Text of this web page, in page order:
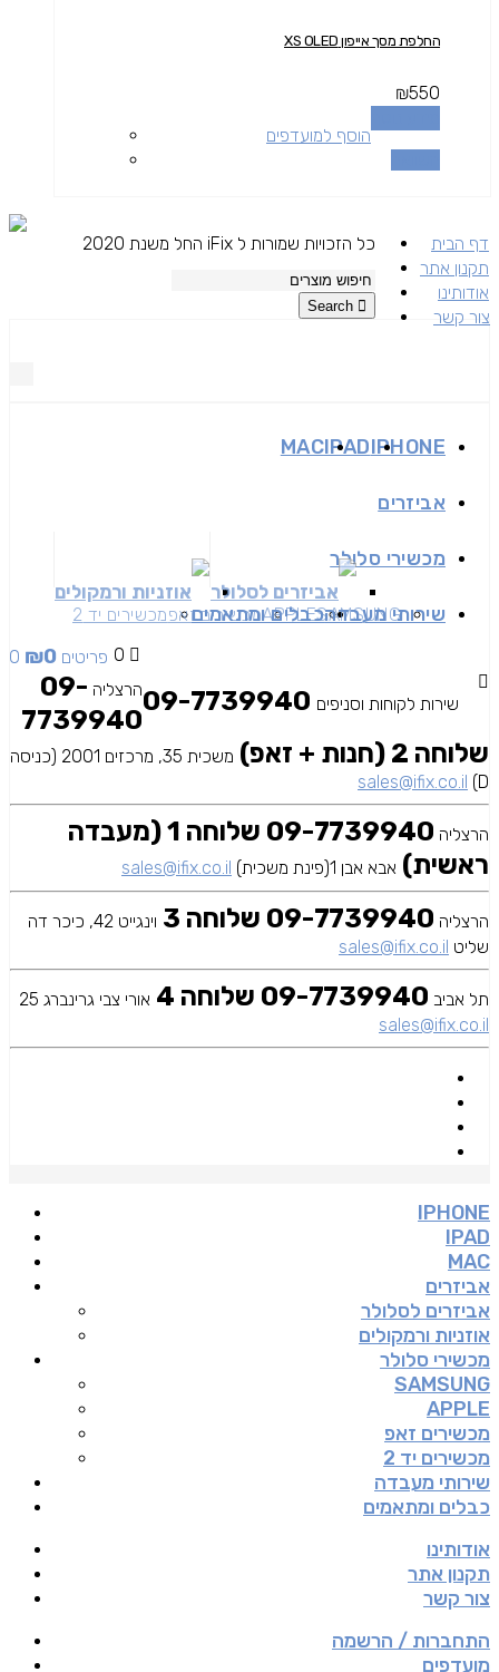
החלפת מסך אייפון XS OLED
₪550
הוסף למועדפים
דף הבית
תקנון אתר
אודותינו
צור קשר
כל הזכויות שמורות ל iFix החל משנת 2020
IPHONE
IPAD
MAC
אביזרים
אביזרים לסלולר אוזניות ורמקולים
מכשירי סלולר
SAMSUNG
APPLEמכשירים זאפמכשירים יד 2 שירותי מעבדהכבלים ומתאמים
0 0 פריטים ₪0
Search
שירות לקוחות וסניפים
הרצליה 09-
7739940
שלוחה 2 (חנות + זאפ)
משכית 35, מרכזים 2001 (כניסה
D)
sales@ifix.co.il
הרצליה
09-7739940 שלוחה 1 (מעבדה
ראשית) אבא אבן 1(פינת משכית) sales@ifix.co.il
הרצליה 09-7739940 שלוחה 3
וינגייט 42, כיכר דה
שליט sales@ifix.co.il
תל אביב 09-7739940 שלוחה 4
אורי צבי גרינברג 25
sales@ifix.co.il
IPHONE
IPAD
MAC
אביזרים
אביזרים לסלולר
אוזניות ורמקולים
מכשירי סלולר
SAMSUNG
APPLE
מכשירים זאפ
מכשירים יד 2
שירותי מעבדה
כבלים ומתאמים
אודותינו
תקנון אתר
צור קשר
התחברות / הרשמה
מועדפים